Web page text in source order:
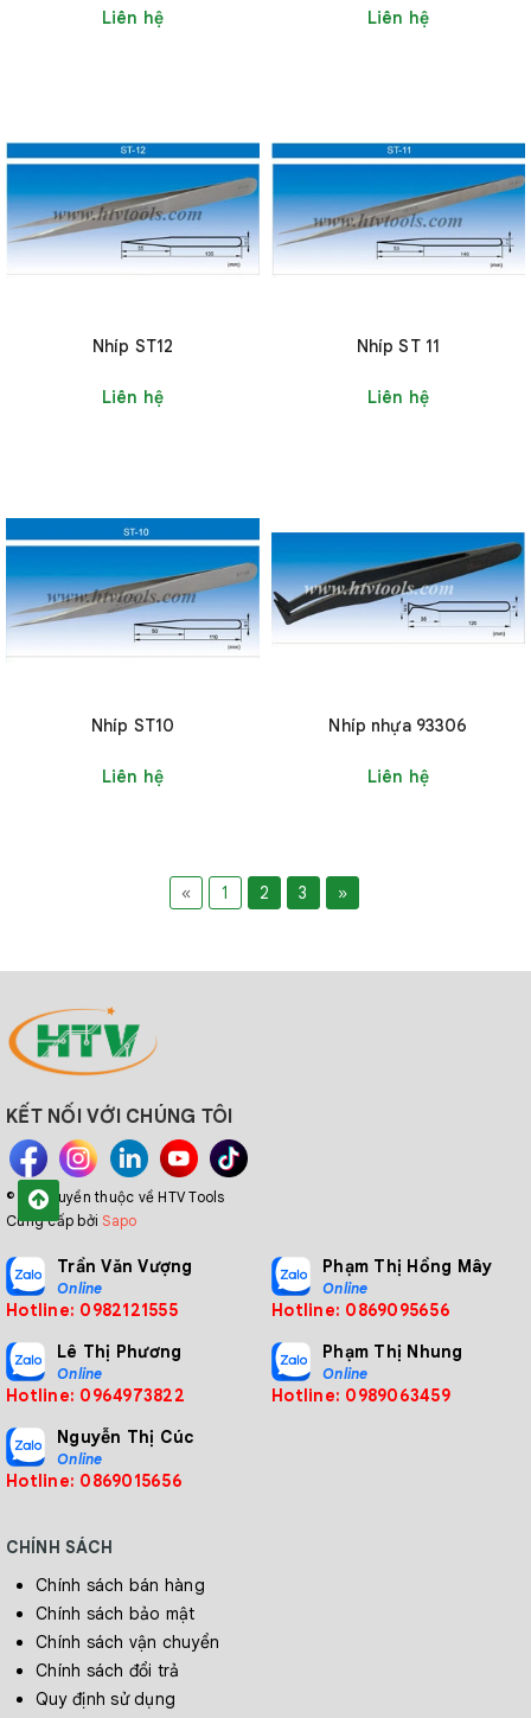
Liên hệ Liên hệ
Nhíp ST12
Liên hệ
Nhíp ST 11
Liên hệ
Nhíp ST10
Liên hệ
Nhíp nhựa 93306
Liên hệ
« 1 2 3 »
KẾT NỐI VỚI CHÚNG TÔI
© Bản quyền thuộc về HTV Tools
Cung cấp bởiSapo
Trần Văn Vượng
Online
Hotline: 0982121555
Phạm Thị Hồng Mây
Online
Hotline: 0869095656
Lê Thị Phương
Online
Hotline: 0964973822
Phạm Thị Nhung
Online
Hotline: 0989063459
Nguyễn Thị Cúc
Online
Hotline: 0869015656
CHÍNH SÁCH
Chính sách bán hàng
Chính sách bảo mật
Chính sách vận chuyển
Chính sách đổi trả
Quy định sử dụng